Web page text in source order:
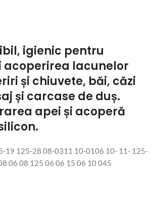
igienic pentru
acoperirea lacunelor
și chiuvete, băi, căzi
și carcase de duș.
apei și acoperă
19 125-28 08-0311 10-0106 10- 11- 125-
06 08 125 06 06 15 06 10 045